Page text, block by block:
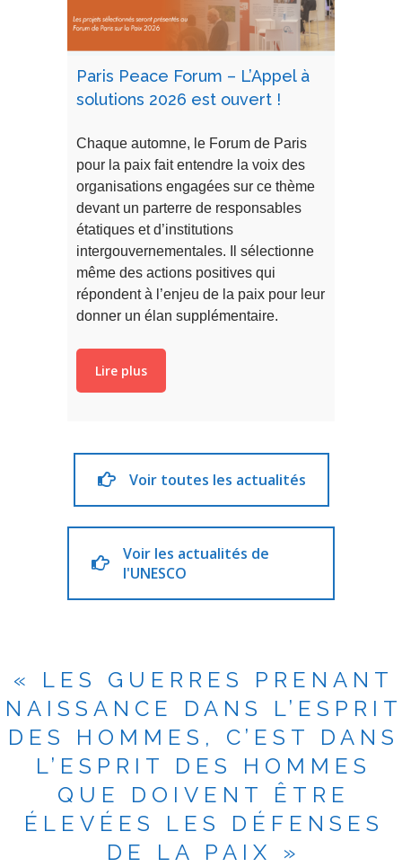
Paris Peace Forum – L’Appel à
solutions 2026 est ouvert !
Chaque automne, le Forum de Paris
pour la paix fait entendre la voix des
organisations engagées sur ce thème
devant un parterre de responsables
étatiques et d’institutions
intergouvernementales. Il sélectionne
même des actions positives qui
répondent à l’enjeu de la paix pour leur
donner un élan supplémentaire.
Lire plus
Voir toutes les actualités
Voir les actualités de
l'UNESCO
« LES GUERRES PRENANT
NAISSANCE DANS L’ESPRIT
DES HOMMES, C’EST DANS
L’ESPRIT DES HOMMES
QUE DOIVENT ÊTRE
ÉLEVÉES LES DÉFENSES
DE LA PAIX »